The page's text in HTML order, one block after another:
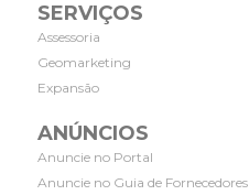
SERVIÇOS
Assessoria
Geomarketing
Expansão
ANÚNCIOS
Anuncie no Portal
Anuncie no Guia de Fornecedores